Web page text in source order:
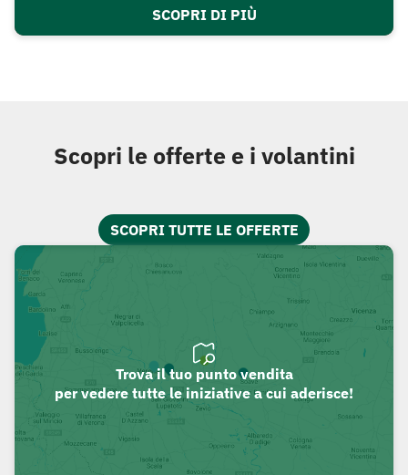
SCOPRI DI PIÙ
Scopri le offerte e i volantini
SCOPRI TUTTE LE OFFERTE
Trova il tuo punto vendita
per vedere tutte le iniziative a cui aderisce!